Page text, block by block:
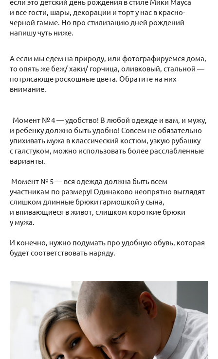
и все гости, шары, декорации и торт у нас в красно-
черной гамме. Но про стилизацию дней рождений
напишу чуть ниже.
А если мы едем на природу, или фотографируемся дома,
то опять же беж/ хаки/ горчица, оливковый, стальной —
потрясающе роскошные цвета. Обратите на них
внимание.
Момент № 4 — удобство! В любой одежде и вам, и мужу,
и ребенку должно быть удобно! Совсем не обязательно
упихивать мужа в классический костюм, узкую рубашку
с галстуком, можно использовать более расслабленные
варианты.
Момент № 5 — вся одежда должна быть всем
участникам по размеру! Одинаково неопрятно выглядят
слишком длинные брюки гармошкой у сына,
и впивающиеся в живот, слишком короткие брюки
у мужа.
И конечно, нужно подумать про удобную обувь, которая
будет соответствовать наряду.